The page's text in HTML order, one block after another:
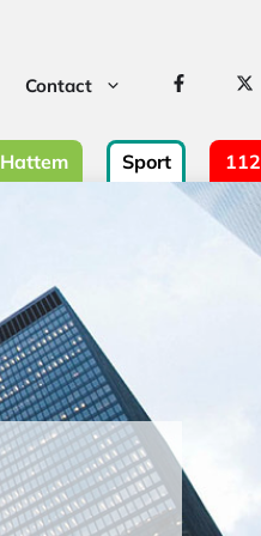
Contact
Hattem Sport 112